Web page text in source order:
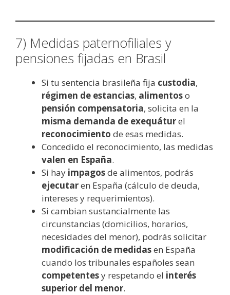
7) Medidas paternofiliales y
pensiones fijadas en Brasil
Si tu sentencia brasileña fija custodia,
régimen de estancias, alimentoso
pensión compensatoria, solicita en la
misma demanda de exequáturel
reconocimiento de esas medidas.
Concedido el reconocimiento, las medidas
valen en España.
Si hay impagosde alimentos, podrás
ejecutaren España (cálculo de deuda,
intereses y requerimientos).
Si cambian sustancialmente las
circunstancias (domicilios, horarios,
necesidades del menor), podrás solicitar
modificación de medidasen España
cuando los tribunales españoles sean
competentesy respetando el interés
superior del menor.